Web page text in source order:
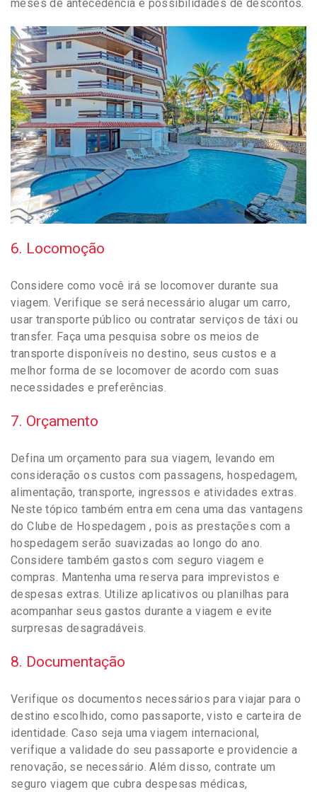
meses de antecedência e possibilidades de descontos.
6. Locomoção
Considere como você irá se locomover durante sua
viagem. Verifique se será necessário alugar um carro,
usar transporte público ou contratar serviços de táxi ou
transfer. Faça uma pesquisa sobre os meios de
transporte disponíveis no destino, seus custos e a
melhor forma de se locomover de acordo com suas
necessidades e preferências.
7. Orçamento
Defina um orçamento para sua viagem, levando em
consideração os custos com passagens, hospedagem,
alimentação, transporte, ingressos e atividades extras.
Neste tópico também entra em cena uma das vantagens
do Clube de Hospedagem , pois as prestações com a
hospedagem serão suavizadas ao longo do ano.
Considere também gastos com seguro viagem e
compras. Mantenha uma reserva para imprevistos e
despesas extras. Utilize aplicativos ou planilhas para
acompanhar seus gastos durante a viagem e evite
surpresas desagradáveis.
8. Documentação
Verifique os documentos necessários para viajar para o
destino escolhido, como passaporte, visto e carteira de
identidade. Caso seja uma viagem internacional,
verifique a validade do seu passaporte e providencie a
renovação, se necessário. Além disso, contrate um
seguro viagem que cubra despesas médicas,